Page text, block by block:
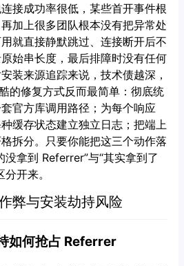
接成功率很低，某些首开事件根
加上很多团队根本没有把异常处
就直接静默跳过、连接断开后不
始串长度，最后排障时没有任何
装来源追踪来说，技术债越深，
的修复方式反而最简单：彻底统
官方库调用路径；为每个响应
缓存状态建立独立日志；把端上
拆分。只要你能把这三个动作落
没拿到 Referrer”与“其实拿到了
开来。
弊与安装劫持风险
如何抢占 Referrer